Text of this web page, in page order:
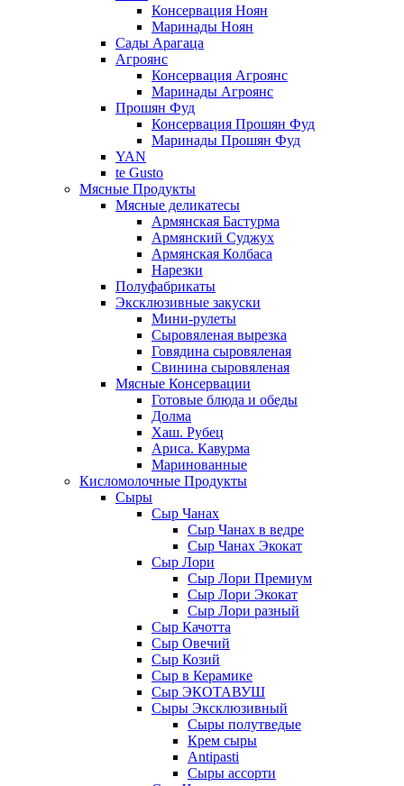
Консервация Ноян
Маринады Ноян
Сады Арагаца
Агроянс
Консервация Агроянс
Маринады Агроянс
Прошян Фуд
Консервация Прошян Фуд
Маринады Прошян Фуд
YAN
te Gusto
Мясные Продукты
Мясные деликатесы
Армянская Бастурма
Армянский Суджух
Армянская Колбаса
Нарезки
Полуфабрикаты
Эксклюзивные закуски
Мини-рулеты
Сыровяленая вырезка
Говядина сыровяленая
Свинина сыровяленая
Мясные Консервации
Готовые блюда и обеды
Долма
Хаш. Рубец
Ариса. Кавурма
Маринованные
Кисломолочные Продукты
Сыры
Сыр Чанах
Сыр Чанах в ведре
Сыр Чанах Экокат
Сыр Лори
Сыр Лори Премиум
Сыр Лори Экокат
Сыр Лори разный
Сыр Качотта
Сыр Овечий
Сыр Козий
Сыр в Керамике
Сыр ЭКОТАВУШ
Сыры Эксклюзивный
Сыры полутведые
Крем сыры
Antipasti
Сыры ассорти